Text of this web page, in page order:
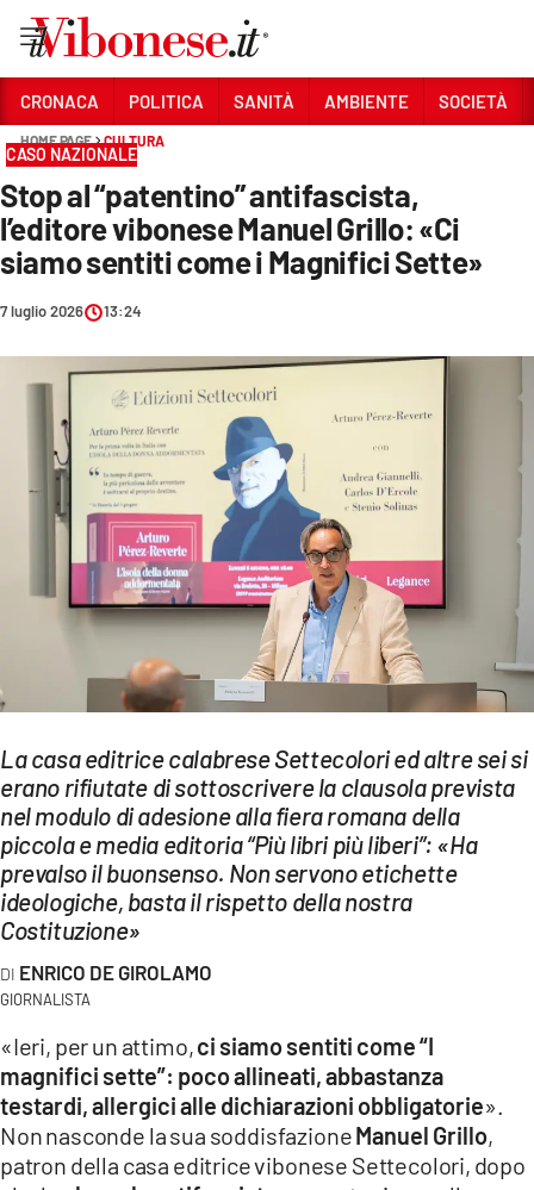
Sezioni
CRONACA
POLITICA
CULTURA
ECONOMIA E LAVORO
SPORT
LAC TV
LAC NETWORK
LAC ONAIR
LaC
Network
LACPLAY.IT
LACTV.IT
LACONAIR.IT
LACITYMAG.IT
ILREGGINO.IT
CRONACA POLITICA SANITÀ AMBIENTE SOCIETÀ
HOME PAGE CULTURA
CASO NAZIONALE
Stop al “patentino” antifascista,
l’editore vibonese Manuel Grillo: «Ci
siamo sentiti come i Magnifici Sette»
7 luglio 2026 13:24
La casa editrice calabrese Settecolori ed altre sei si
erano rifiutate di sottoscrivere la clausola prevista
nel modulo di adesione alla fiera romana della
piccola e media editoria “Più libri più liberi”: «Ha
prevalso il buonsenso. Non servono etichette
ideologiche, basta il rispetto della nostra
Costituzione»
ENRICO DE GIROLAMO
GIORNALISTA
«Ieri, per un attimo,ci siamo sentiti come “I
magnifici sette”: poco allineati, abbastanza
testardi, allergici alle dichiarazioni obbligatorie».
Non nasconde la sua soddisfazioneManuel Grillo,
patron della casa editrice vibonese Settecolori, dopo